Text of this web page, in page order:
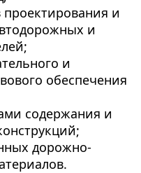
проектирования и
и
и
обеспечения
содержания и
дорожно-